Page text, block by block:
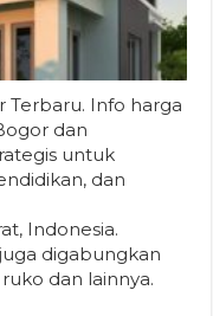
Terbaru. Info harga
dan
untuk
dan
Indonesia.
digabungkan
dan lainnya.